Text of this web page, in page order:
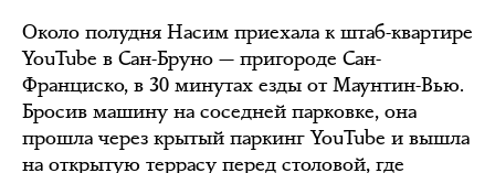
Около полудня Насим приехала к штаб-квартире
YouTube в Сан-Бруно — пригороде Сан-
Франциско, в 30 минутах езды от Маунтин-Вью.
Бросив машину на соседней парковке, она
прошла через крытый паркинг YouTube и вышла
на открытую террасу перед столовой, где